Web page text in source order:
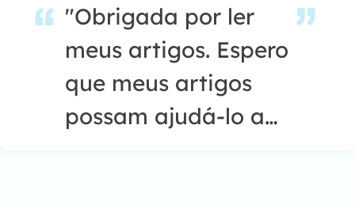
"Obrigada por ler
meus artigos. Espero
que meus artigos
possam ajudá-lo a